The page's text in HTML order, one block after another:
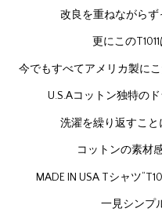
改良を重ねながらず
更にこの
今でもすべてアメリカ製に
U.S.Aコットン独特の
洗濯を繰り返すこと
コットンの素材
MADE IN USA Tシャツ
一見シンプ